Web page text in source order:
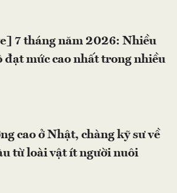
7 tháng năm 2026: Nhiều
đạt mức cao nhất trong nhiều
cao ở Nhật, chàng kỹ sư về
từ loài vật ít người nuôi